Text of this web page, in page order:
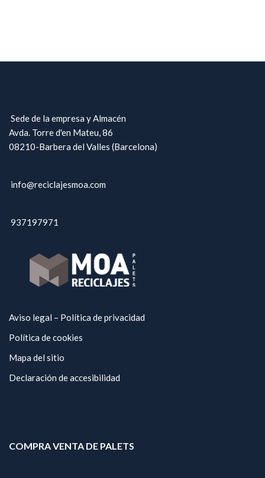
Sede de la empresa y Almacén
Avda. Torre d'en Mateu, 86
08210-Barbera del Valles (Barcelona)
info@reciclajesmoa.com
937197971
Aviso legal – Política de privacidad
Política de cookies
Mapa del sitio
Declaración de accesibilidad
COMPRA VENTA DE PALETS